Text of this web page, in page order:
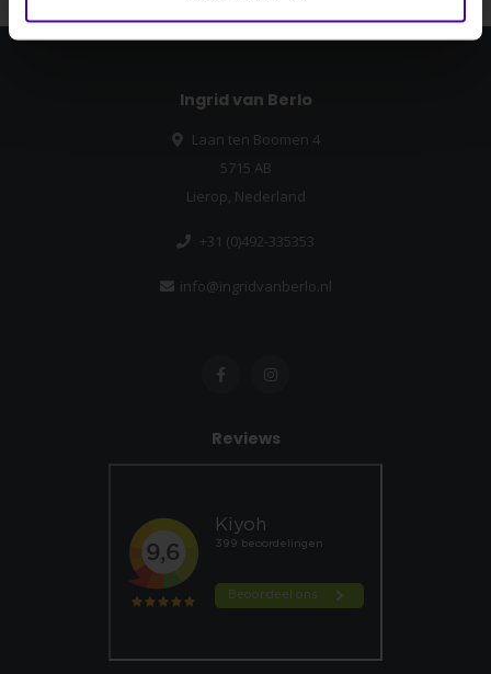
Ingrid van Berlo
Laan ten Boomen 4
5715 AB
Lierop, Nederland
+31 (0)492-335353
info@ingridvanberlo.nl
Reviews